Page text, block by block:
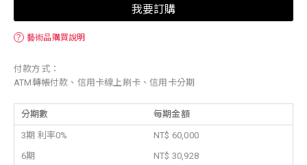
我要訂購
？ 藝術品購買說明
付款方式：
ATM轉帳付款、信用卡線上刷卡、信用卡分期
分期數 每期金額
3期 利率0%
NT$ 60,000
6期
NT$ 30,928